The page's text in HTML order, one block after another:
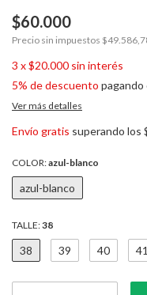
$60.000
Precio sin impuestos
3 x$20.000 sin interés
5% de descuento
Ver más detalles
Envío gratis superando los
COLOR:azul-blanco
azul-blanco
TALLE:38
38 39 40 41